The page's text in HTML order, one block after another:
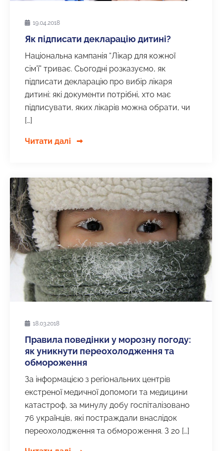
19.04.2018
Як підписати декларацію дитині?
Національна кампанія “Лікар для кожної
сім’ї” триває. Сьогодні розказуємо, як
підписати декларацію про вибір лікаря
дитині: які документи потрібні, хто має
підписувати, яких лікарів можна обрати, чи
[…]
Читати далі
18.03.2018
Правила поведінки у морозну погоду:
як уникнути переохолодження та
обмороження
За інформацією з регіональних центрів
екстреної медичної допомоги та медицини
катастроф, за минулу добу госпіталізовано
76 українців, які постраждали внаслідок
переохолодження та обмороження. З 20 […]